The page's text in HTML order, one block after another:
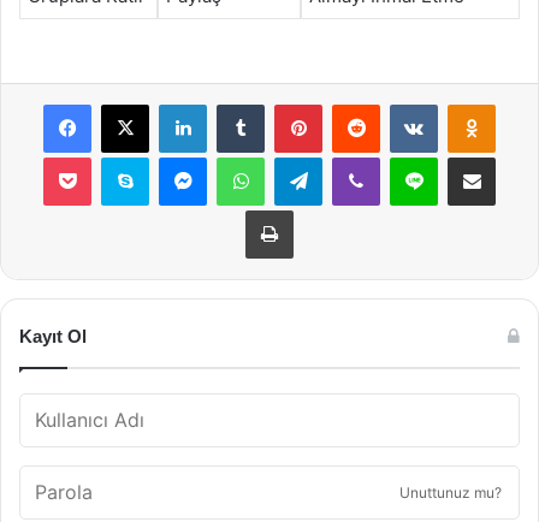
Facebook
X LinkedInTumblr PinterestReddit VKontakte
Pocket Skype MessengerWhatsAppTelegramViber Line E-Posta ile
Yazdır
Kayıt Ol
Unuttunuz mu?